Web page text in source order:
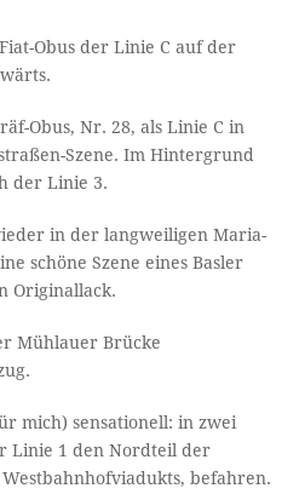
Obus der Linie C auf der
Obus, Nr. 28, als Linie C in
Szene. Im Hintergrund
der Linie 3.
in der langweiligen Maria-
schöne Szene eines Basler
Originallack.
Mühlauer Brücke
mich) sensationell: in zwei
Linie 1 den Nordteil der
befahren.